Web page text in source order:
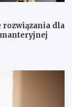
rozwiązania dla